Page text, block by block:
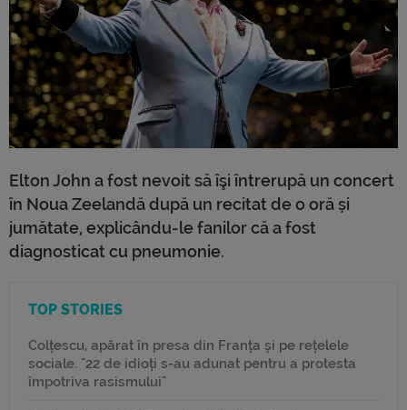
Elton John a fost nevoit să îşi întrerupă un concert
în Noua Zeelandă după un recitat de o oră și
jumătate, explicându-le fanilor că a fost
diagnosticat cu pneumonie.
TOP STORIES
Colțescu, apărat în presa din Franța și pe rețelele
sociale. "22 de idioți s-au adunat pentru a protesta
împotriva rasismului"